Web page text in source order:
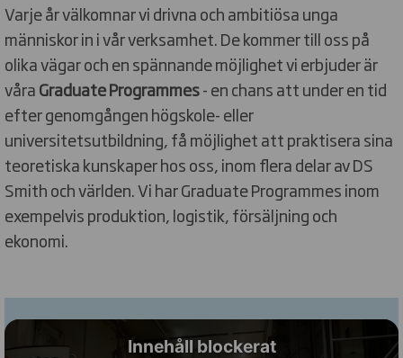
Varje år välkomnar vi drivna och ambitiösa unga
människor in i vår verksamhet. De kommer till oss på
olika vägar och en spännande möjlighet vi erbjuder är
våraGraduate Programmes- en chans att under en tid
efter genomgången högskole- eller
universitetsutbildning, få möjlighet att praktisera sina
teoretiska kunskaper hos oss, inom flera delar av DS
Smith och världen. Vi har Graduate Programmes inom
exempelvis produktion, logistik, försäljning och
ekonomi.
Innehåll blockerat